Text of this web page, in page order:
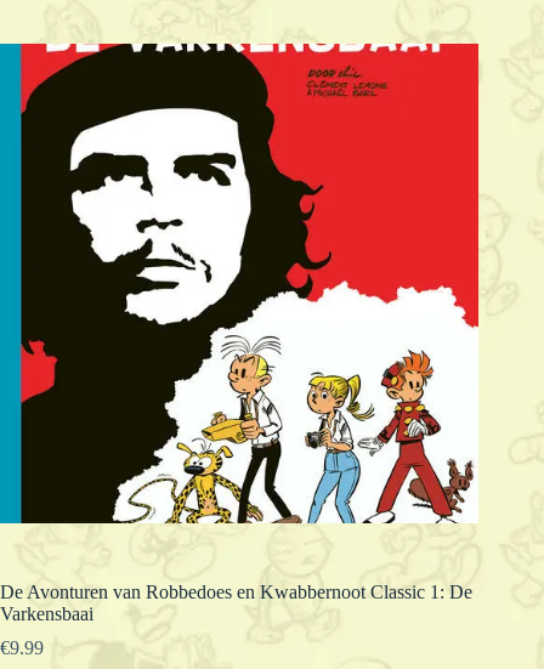
De Avonturen van Robbedoes en Kwabbernoot Classic 1: De
Varkensbaai
€9.99